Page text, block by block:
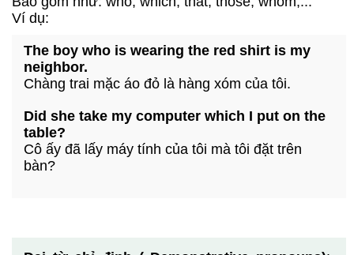
Ví dụ:
The boy who is wearing the red shirt is my
neighbor.
Chàng trai mặc áo đỏ là hàng xóm của tôi.
Did she take my computer which I put on the
table?
Cô ấy đã lấy máy tính của tôi mà tôi đặt trên
bàn?